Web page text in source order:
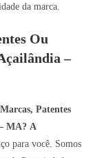
da marca.
Ou
–
Patentes
MA? A
para você. Somos